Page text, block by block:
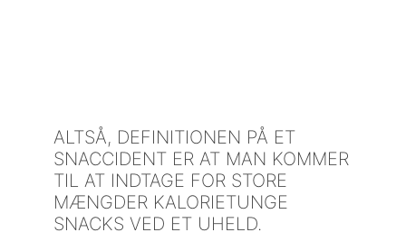
ALTSÅ, DEFINITIONEN PÅ ET
SNACCIDENT ER AT MAN KOMMER
TIL AT INDTAGE FOR STORE
MÆNGDER KALORIETUNGE
SNACKS VED ET UHELD.